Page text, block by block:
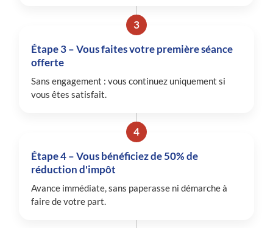
3
Étape 3 – Vous faites votre première séance
offerte
Sans engagement : vous continuez uniquement si
vous êtes satisfait.
4
Étape 4 – Vous bénéficiez de 50% de
réduction d'impôt
Avance immédiate, sans paperasse ni démarche à
faire de votre part.